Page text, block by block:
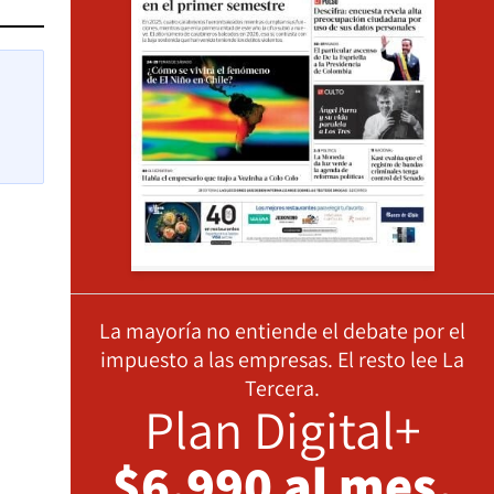
La mayoría no entiende el debate por el
impuesto a las empresas. El resto lee La
Tercera.
Plan Digital+